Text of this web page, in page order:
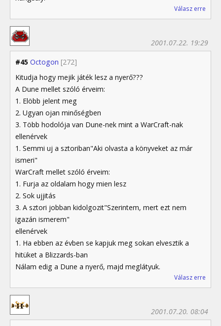
Válasz erre
#45 Octogon [272]
2001.07.22. 19:29
Kitudja hogy mejik játék lesz a nyerő???
A Dune mellet szóló érveim:
1. Elöbb jelent meg
2. Ugyan ojan minőségben
3. Több hodolója van Dune-nek mint a WarCraft-nak
ellenérvek
1. Semmi uj a sztoriban"Aki olvasta a könyveket az már
ismeri"
WarCraft mellet szóló érveim:
1. Furja az oldalam hogy mien lesz
2. Sok ujjitás
3. A sztori jobban kidolgozit"Szerintem, mert ezt nem
igazán ismerem"
ellenérvek
1. Ha ebben az évben se kapjuk meg sokan elvesztik a
hitüket a Blizzards-ban
Nálam edig a Dune a nyerő, majd meglátyuk.
Válasz erre
2001.07.20. 08:04